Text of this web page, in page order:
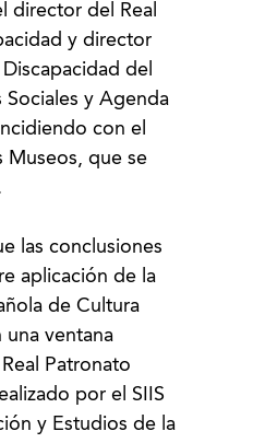
director del Real
y director
del
Sociales y Agenda
con el
Museos, que se
las conclusiones
aplicación de la
de Cultura
una ventana
Patronato
por el SIIS
y Estudios de la